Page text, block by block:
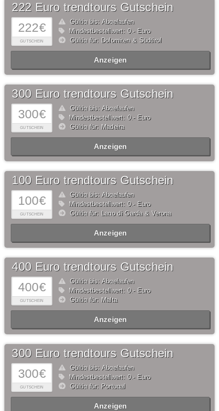
222€
GUTSCHEIN
222 Euro trendtours Gutschein
Gültig bis: Abgelaufen
Mindestbestellwert: 0,- Euro
Gültig für: Dolomiten & Südtirol
Anzeigen
300€
GUTSCHEIN
300 Euro trendtours Gutschein
Gültig bis: Abgelaufen
Mindestbestellwert: 0,- Euro
Gültig für: Madeira
Anzeigen
100€
GUTSCHEIN
100 Euro trendtours Gutschein
Gültig bis: Abgelaufen
Mindestbestellwert: 0,- Euro
Gültig für: Lago di Garda & Verona
Anzeigen
400€
GUTSCHEIN
400 Euro trendtours Gutschein
Gültig bis: Abgelaufen
Mindestbestellwert: 0,- Euro
Gültig für: Malta
Anzeigen
300€
GUTSCHEIN
300 Euro trendtours Gutschein
Gültig bis: Abgelaufen
Mindestbestellwert: 0,- Euro
Gültig für: Portugal
Anzeigen